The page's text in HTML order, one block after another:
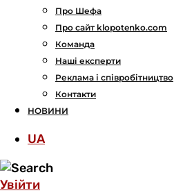
Про Шефа
Про сайт klopotenko.com
Команда
Наші експерти
Реклама і співробітництво
Контакти
НОВИНИ
UA
Увійти